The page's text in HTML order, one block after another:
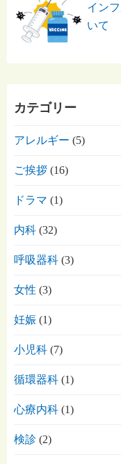
イン
いて
カテゴリー
アレルギー (5)
ご挨拶 (16)
ドラマ (1)
内科 (32)
呼吸器科 (3)
女性 (3)
妊娠 (1)
小児科 (7)
循環器科 (1)
心療内科 (1)
検診 (2)